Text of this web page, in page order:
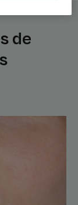
de